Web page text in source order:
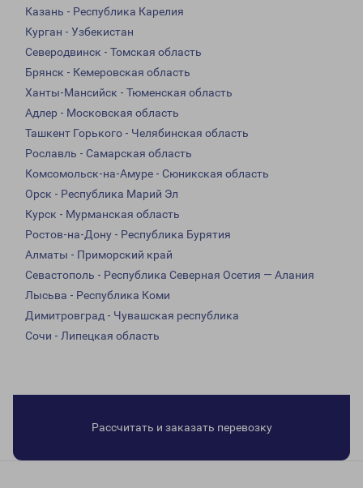
Казань - Республика Карелия
Курган - Узбекистан
Северодвинск - Томская область
Брянск - Кемеровская область
Ханты-Мансийск - Тюменская область
Адлер - Московская область
Ташкент Горького - Челябинская область
Рославль - Самарская область
Комсомольск-на-Амуре - Сюникская область
Орск - Республика Марий Эл
Курск - Мурманская область
Ростов-на-Дону - Республика Бурятия
Алматы - Приморский край
Севастополь - Республика Северная Осетия — Алания
Лысьва - Республика Коми
Димитровград - Чувашская республика
Сочи - Липецкая область
Рассчитать и заказать перевозку